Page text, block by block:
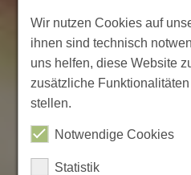
Wir nutzen Cookies auf
ihnen sind technisch
uns helfen, diese Website
zusätzliche
stellen.
Notwendige Cookies
Statistik